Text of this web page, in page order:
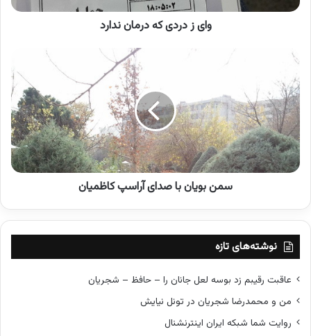
ک
م
ا
ن
ن
د
ا
ر
د
وای ز دردی که درمان ندارد
س
ن
ب
و
ی
ا
ن
ب
آ
ر
س
پ
سمن بویان با صدای آراسپ کاظمیان
نوشته‌های تازه
عاقبت رقیبم زد بوسه لعل جانان را – حافظ – شجریان
من و محمدرضا شجریان در تونل نیایش
روایت شما شبکه ایران اینترنشنال